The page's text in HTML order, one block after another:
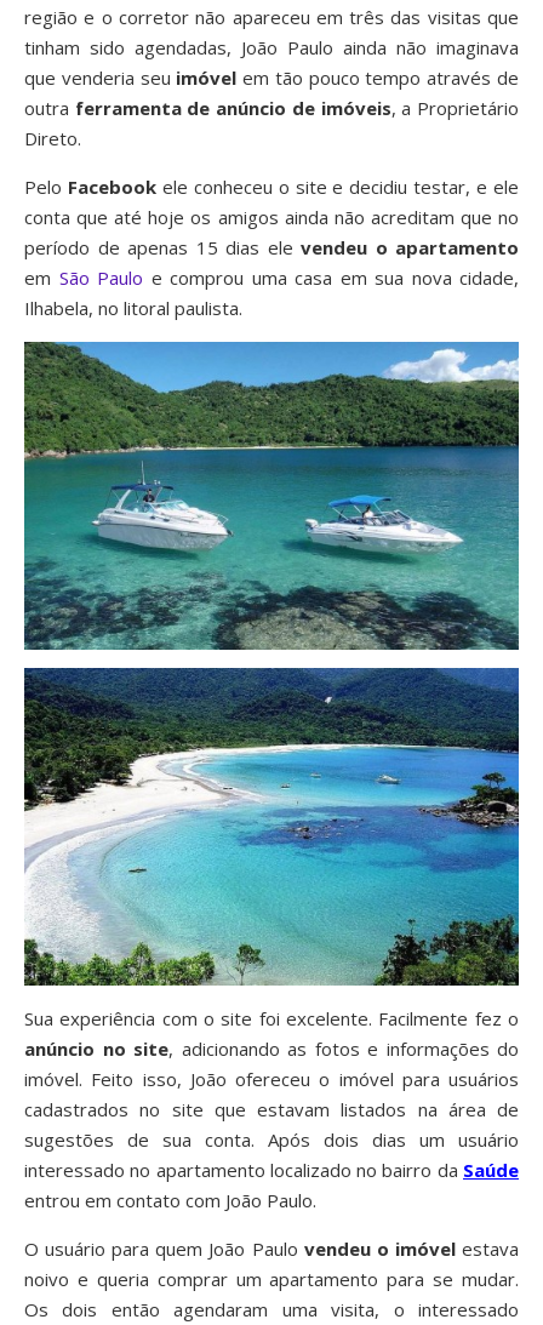
região e o corretor não apareceu em três das visitas que
tinham sido agendadas, João Paulo ainda não imaginava
que venderia seu imóvel em tão pouco tempo através de
outra ferramenta de anúncio de imóveis, a Proprietário
Direto.
Pelo Facebookele conheceu o site e decidiu testar, e ele
conta que até hoje os amigos ainda não acreditam que no
período de apenas 15 dias ele vendeu o apartamento
em São Paulo e comprou uma casa em sua nova cidade,
Ilhabela, no litoral paulista.
Sua experiência com o site foi excelente. Facilmente fez o
anúncio no site, adicionando as fotos e informações do
imóvel. Feito isso, João ofereceu o imóvel para usuários
cadastrados no site que estavam listados na área de
sugestões de sua conta. Após dois dias um usuário
interessado no apartamento localizado no bairro da Saúde
entrou em contato com João Paulo.
O usuário para quem João Paulo vendeu o imóvelestava
noivo e queria comprar um apartamento para se mudar.
Os dois então agendaram uma visita, o interessado